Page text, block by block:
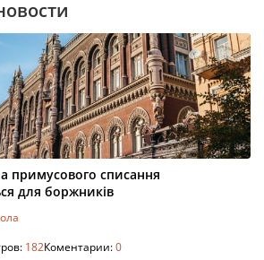
примусового списання
для боржників
182Коментарии:0